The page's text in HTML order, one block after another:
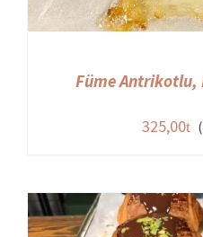
Füme Antrikotlu,
325,00